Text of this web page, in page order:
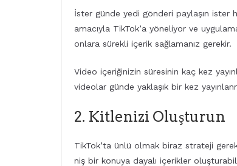
İster günde yedi gönderi paylaşın ister
amacıyla TikTok’a yöneliyor ve
onlara sürekli içerik sağlamanız gerekir.
Video içeriğinizin süresinin kaç kez
videolar günde yaklaşık bir kez
2. Kitlenizi Oluşturun
TikTok’ta ünlü olmak biraz strateji
niş bir konuya dayalı içerikler